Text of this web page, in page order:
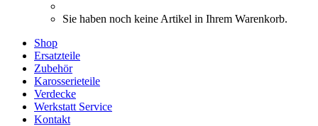
Sie haben noch keine Artikel in Ihrem Warenkorb.
Shop
Ersatzteile
Zubehör
Karosserieteile
Verdecke
Werkstatt Service
Kontakt